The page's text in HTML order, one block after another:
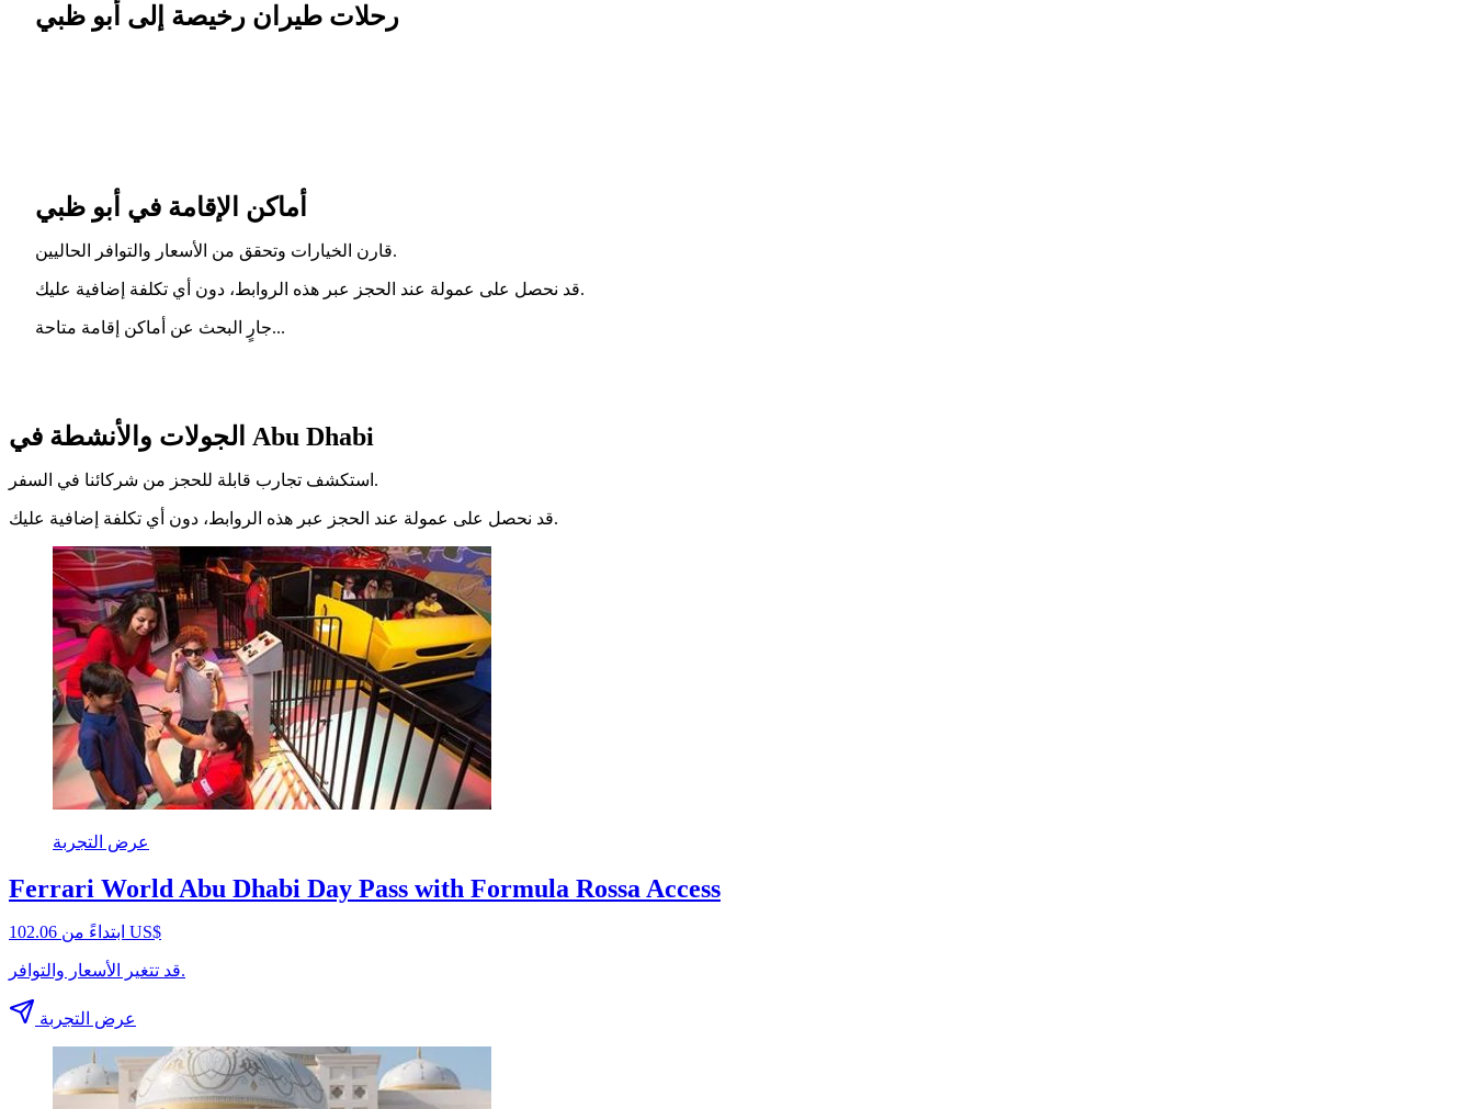
رحلات طيران رخيصة إلى أبو ظبي
أماكن الإقامة في أبو ظبي
قارن الخيارات وتحقق من الأسعار والتوافر الحاليين.
قد نحصل على عمولة عند الحجز عبر هذه الروابط، دون أي تكلفة إضافية عليك.
جارٍ البحث عن أماكن إقامة متاحة...
الجولات والأنشطة في Abu Dhabi
استكشف تجارب قابلة للحجز من شركائنا في السفر.
قد نحصل على عمولة عند الحجز عبر هذه الروابط، دون أي تكلفة إضافية عليك.
عرض التجربة
Ferrari World Abu Dhabi Day Pass with Formula Rossa Access
ابتداءً من ‏102.06 US$
قد تتغير الأسعار والتوافر.
عرض التجربة